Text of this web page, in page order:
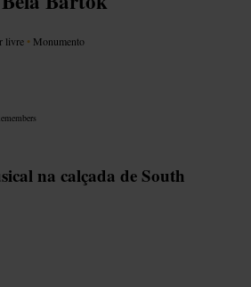
livre • Monumento
na calçada de South